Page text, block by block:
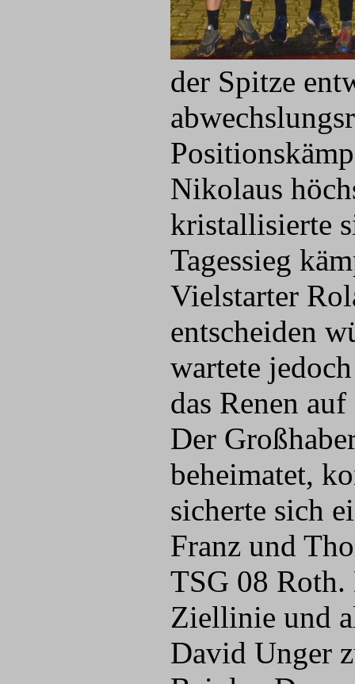
der Spitze
Nikolaus
kristallisierte
Tagessieg
Vielstarter
entscheiden
wartete
das Renen
Der
beheimatet,
sicherte sich
Franz und
TSG 08 Roth.
Ziellinie und
David Unger